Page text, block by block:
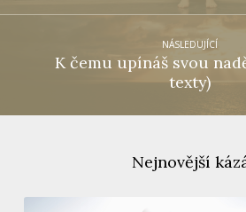
NÁSLEDUJÍCÍ
K čemu upínáš svou
texty)
Nejnovější